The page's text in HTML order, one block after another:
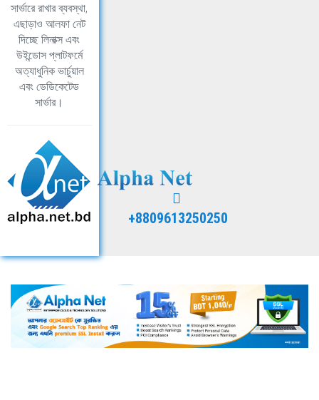
সার্ভারে রাখার ব্যবস্থা,
এছাড়াও আলফা নেট
দিচ্ছে লিনাক্স এবং
উইন্ডোস প্লাটফর্মে
অত্যাধুনিক ভার্চুয়াল
এবং ডেডিকেটেড
সার্ভার।
+8809613250250